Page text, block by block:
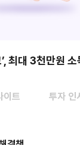
최대 3천만원 소
이트 투자 인